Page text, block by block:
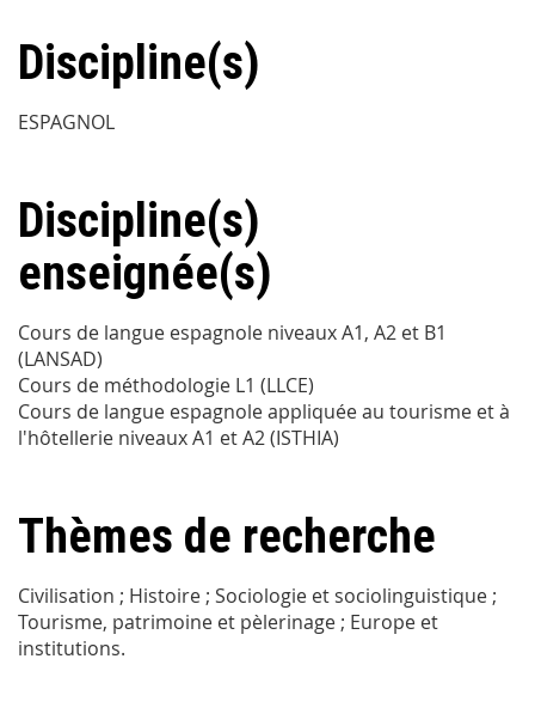
Discipline(s)
ESPAGNOL
Discipline(s)
enseignée(s)
Cours de langue espagnole niveaux A1, A2 et B1
(LANSAD)
Cours de méthodologie L1 (LLCE)
Cours de langue espagnole appliquée au tourisme et à
l'hôtellerie niveaux A1 et A2 (ISTHIA)
Thèmes de recherche
Civilisation ; Histoire ; Sociologie et sociolinguistique ;
Tourisme, patrimoine et pèlerinage ; Europe et
institutions.